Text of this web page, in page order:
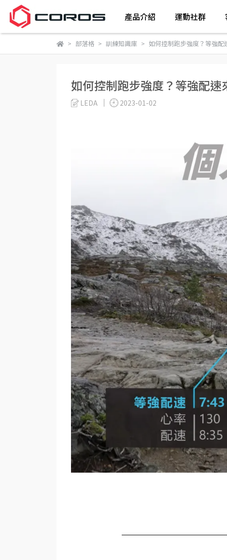
產品介紹 運動社群
部落格 訓練知識庫 如何控制跑步強度？等強配
如何控制跑步強度？等強配速
LEDA 2023-01-02